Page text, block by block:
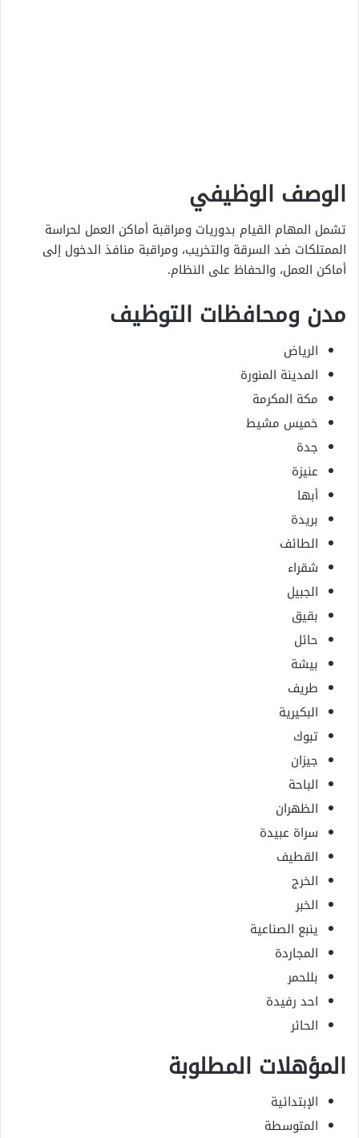
الوصف الوظيفي
تشمل المهام القيام بدوريات ومراقبة أماكن العمل لحراسة
الممتلكات ضد السرقة والتخريب، ومراقبة منافذ الدخول إلى
أماكن العمل، والحفاظ على النظام.
مدن ومحافظات التوظيف
الرياض
المدينة المنورة
مكة المكرمة
خميس مشيط
جدة
عنيزة
أبها
بريدة
الطائف
شقراء
الجبيل
بقيق
حائل
بيشة
طريف
البكيرية
تبوك
جيزان
الباحة
الظهران
سراة عبيدة
القطيف
الخرج
الخبر
ينبع الصناعية
المجاردة
بللحمر
احد رفيدة
الحائر
المؤهلات المطلوبة
الإبتدائية
المتوسطة